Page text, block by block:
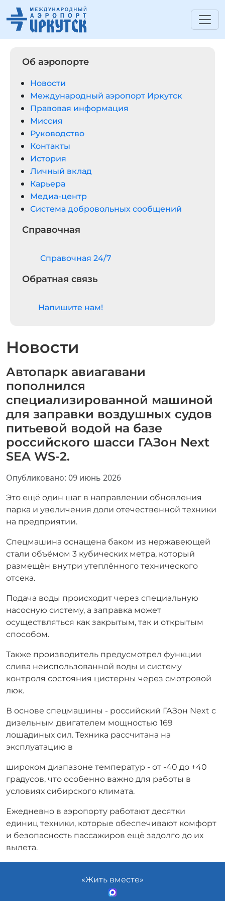
Новости
Автопарк авиагавани
пополнился
специализированной машиной
для заправки воздушных судов
питьевой водой на базе
российского шасси ГАЗон Next
SEA WS-2.
Информация о материале
Опубликовано: 09 июнь 2026
Это ещё один шаг в направлении обновления
парка и увеличения доли отечественной техники
на предприятии.
Спецмашина оснащена баком из нержавеющей
стали объёмом 3 кубических метра, который
размещён внутри утеплённого технического
отсека.
Подача воды происходит через специальную
насосную систему, а заправка может
осуществляться как закрытым, так и открытым
способом.
Также производитель предусмотрел функции
слива неиспользованной воды и систему
контроля состояния цистерны через смотровой
люк.
В основе спецмашины - российский ГАЗон Next с
дизельным двигателем мощностью 169
лошадиных сил. Техника рассчитана на
эксплуатацию в
широком диапазоне температур - от -40 до +40
градусов, что особенно важно для работы в
условиях сибирского климата.
Ежедневно в аэропорту работают десятки
единиц техники, которые обеспечивают комфорт
и безопасность пассажиров ещё задолго до их
вылета.
Об аэропорте
Новости
Международный аэропорт Иркутск
Правовая информация
Миссия
Руководство
Контакты
История
Личный вклад
Карьера
Медиа-центр
Система добровольных сообщений
Справочная
Cправочная 24/7
Обратная связь
Напишите нам!
«Жить вместе»